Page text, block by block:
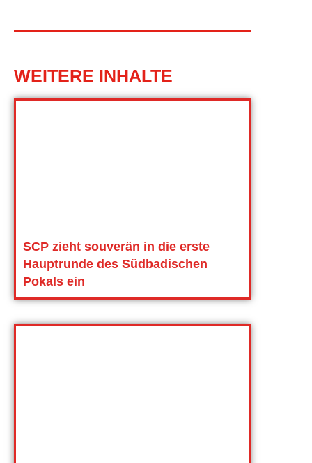
WEITERE INHALTE
SCP zieht souverän in die erste
Hauptrunde des Südbadischen
Pokals ein